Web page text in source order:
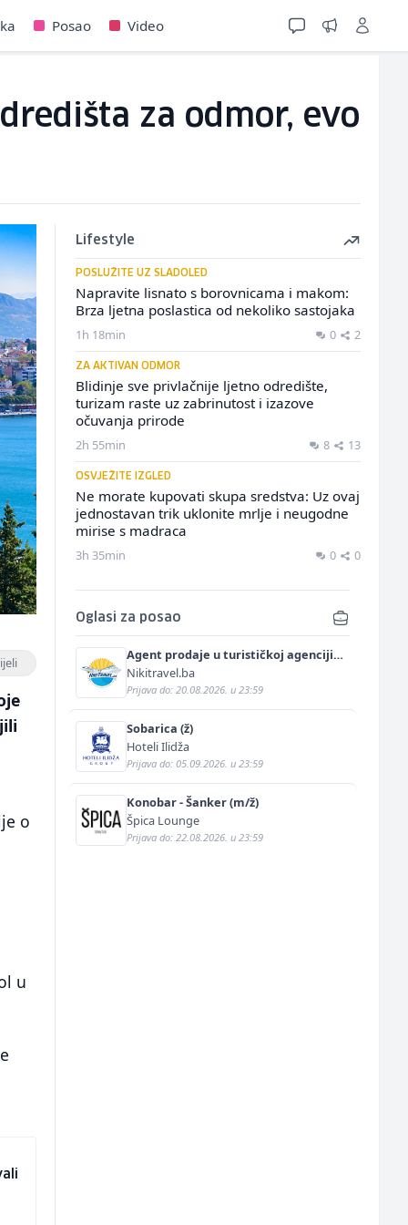
Posao Video
za odmor, evo
o
u
Lifestyle
POSLUŽITE UZ SLADOLED
Napravite lisnato s borovnicama i makom:
Brza ljetna poslastica od nekoliko sastojaka
1h 18min 0 2
ZA AKTIVAN ODMOR
Blidinje sve privlačnije ljetno odredište,
turizam raste uz zabrinutost i izazove
očuvanja prirode
2h 55min 8 13
OSVJEŽITE IZGLED
Ne morate kupovati skupa sredstva: Uz ovaj
jednostavan trik uklonite mrlje i neugodne
mirise s madraca
3h 35min 0 0
Oglasi za posao
Agent prodaje u turističkoj agenciji
(m/ž)
Nikitravel.ba
Prijava do: 20.08.2026. u 23:59
Sobarica (ž)
Hoteli Ilidža
Prijava do: 05.09.2026. u 23:59
Konobar - Šanker (m/ž)
Špica Lounge
Prijava do: 22.08.2026. u 23:59